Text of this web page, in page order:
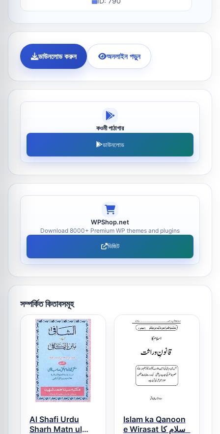
ডাউনলোড করুন অনলাইন পড়ুন
কওমী পাঠাগার
ডাউনলোড
WPShop.net
Download 8000+ Premium WP themes and plugins
ভিজিট
সম্পর্কিত কিতাবসমূহ
Al Shafi Urdu
Sharh Matn ul
Islam ka Qanoon
e Wirasat اسلام کا